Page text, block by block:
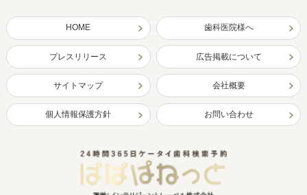
HOME 歯科医院様へ
プレスリリース 広告掲載について
サイトマップ 会社概要
個人情報保護方針 お問い合わせ